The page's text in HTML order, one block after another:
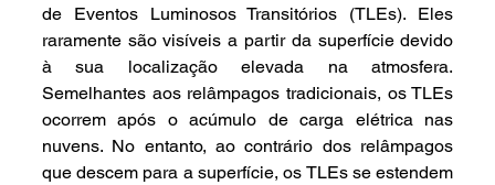
de Eventos Luminosos Transitórios (TLEs). Eles
raramente são visíveis a partir da superfície devido
à sua localização elevada na atmosfera.
Semelhantes aos relâmpagos tradicionais, os TLEs
ocorrem após o acúmulo de carga elétrica nas
nuvens. No entanto, ao contrário dos relâmpagos
que descem para a superfície, os TLEs se estendem